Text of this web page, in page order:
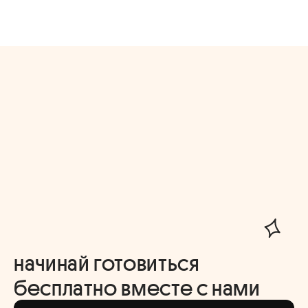
начинай готовиться
бесплатно вместе с нами